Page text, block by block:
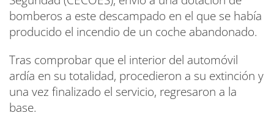
bomberos a este descampado en el que se había
producido el incendio de un coche abandonado.
Tras comprobar que el interior del automóvil
ardía en su totalidad, procedieron a su extinción y
una vez finalizado el servicio, regresaron a la
base.